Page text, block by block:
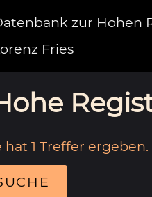
zur Hohen
Fries
hat 1 Treffer ergeben.